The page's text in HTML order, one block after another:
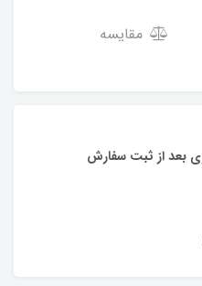
مقایسه